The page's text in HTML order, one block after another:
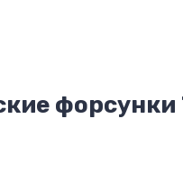
форсунки